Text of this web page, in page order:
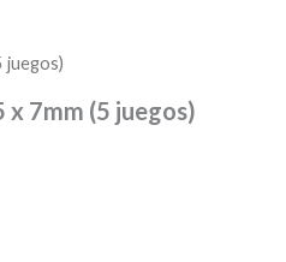
juegos)
x 7mm (5 juegos)